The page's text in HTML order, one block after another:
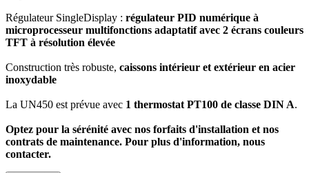
Régulateur SingleDisplay : régulateur PID numérique à
microprocesseur multifonctions adaptatif avec 2 écrans couleurs
TFT à résolution élevée
Construction très robuste, caissons intérieur et extérieur en acier
inoxydable
La UN450 est prévue avec 1 thermostat PT100 de classe DIN A.
Optez pour la sérénité avec nos forfaits d'installation et nos
contrats de maintenance. Pour plus d'information, nous
contacter.